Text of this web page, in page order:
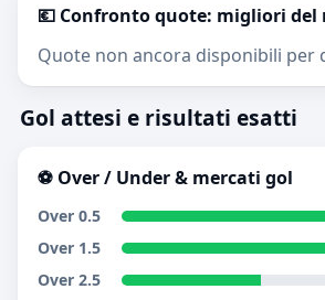
💶 Confronto quote: migliori del
Quote non ancora disponibili per
Gol attesi e risultati esatti
⚽ Over / Under & mercati gol
Over 0.5
Over 1.5
Over 2.5